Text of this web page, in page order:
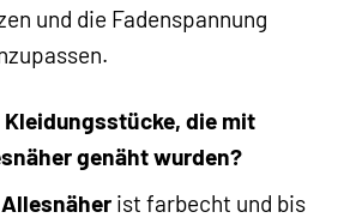
und die Fadenspannung
die mit
genäht wurden?
ist farbecht und bis